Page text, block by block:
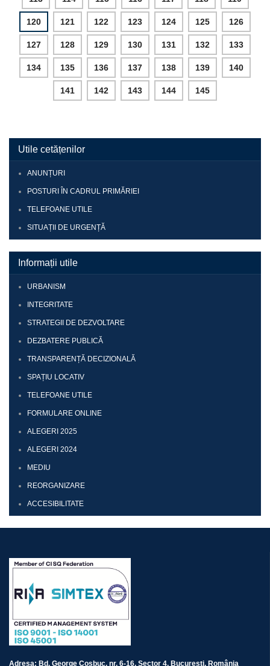
120 121 122 123 124 125 126
127 128 129 130 131 132 133
134 135 136 137 138 139 140
141 142 143 144 145
Utile cetățenilor
ANUNȚURI
POSTURI ÎN CADRUL PRIMĂRIEI
TELEFOANE UTILE
SITUAȚII DE URGENȚĂ
Informații utile
URBANISM
INTEGRITATE
STRATEGII DE DEZVOLTARE
DEZBATERE PUBLICĂ
TRANSPARENȚĂ DECIZIONALĂ
SPAȚIU LOCATIV
TELEFOANE UTILE
FORMULARE ONLINE
ALEGERI 2025
ALEGERI 2024
MEDIU
REORGANIZARE
ACCESIBILITATE
Adresa: Bd. George Coșbuc, nr. 6-16, Sector 4, București, România